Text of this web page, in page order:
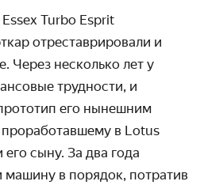
Essex Turbo Esprit
отреставрировали и
Через несколько лет у
трудности, и
его нынешним
в Lotus
сыну. За два года
машину в порядок, потратив